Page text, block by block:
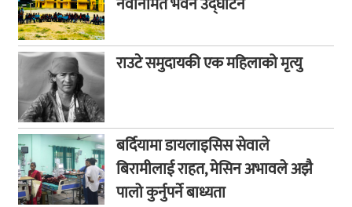
राउटे समुदायकी एक महिलाको मृत्यु
बर्दियामा डायलाइसिस सेवाले
बिरामीलाई राहत, मेसिन अभावले अझै
पालो कुर्नुपर्ने बाध्यता